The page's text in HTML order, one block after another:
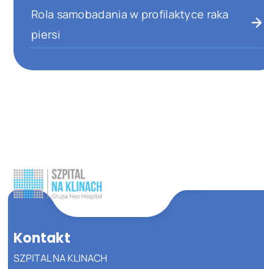
Rola samobadania w profilaktyce raka
piersi
Kontakt
SZPITAL NA KLINACH